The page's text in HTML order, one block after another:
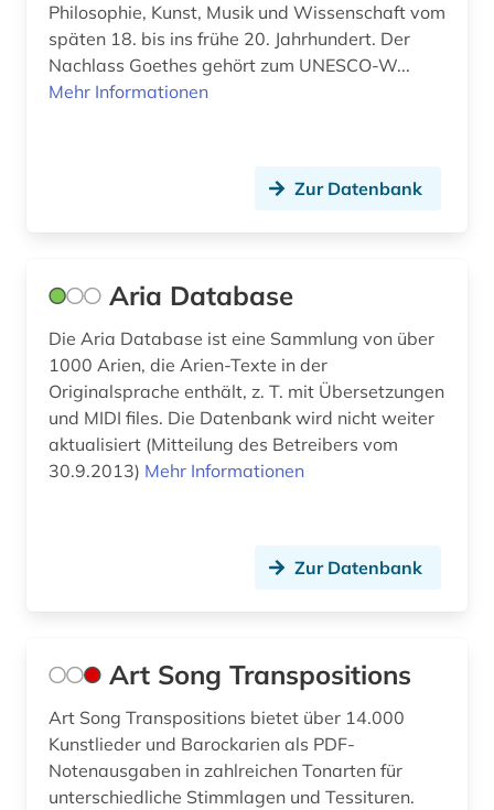
handbuch (2)
handschrift (1)
heinrich (2)
hessisches staatsarchiv marburg (1)
hispanistik (1)
hochschulschrift (2)
hochschulschriften (1)
human-computer interface (1)
händel (1)
hörbuch (1)
Philosophie, Kunst, Musik und Wissenschaft vom
späten 18. bis ins frühe 20. Jahrhundert. Der
Nachlass Goethes gehört zum UNESCO-W...
Mehr Informationen
Zur Datenbank
Aria Database
Die Aria Database ist eine Sammlung von über
1000 Arien, die Arien-Texte in der
Originalsprache enthält, z. T. mit Übersetzungen
und MIDI files. Die Datenbank wird nicht weiter
aktualisiert (Mitteilung des Betreibers vom
30.9.2013) Mehr Informationen
Zur Datenbank
Art Song Transpositions
Art Song Transpositions bietet über 14.000
Kunstlieder und Barockarien als PDF-
Notenausgaben in zahlreichen Tonarten für
unterschiedliche Stimmlagen und Tessituren.